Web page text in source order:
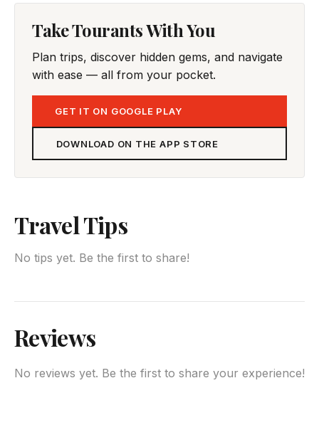
Take Tourants With You
Plan trips, discover hidden gems, and navigate
with ease — all from your pocket.
GET IT ON GOOGLE PLAY
DOWNLOAD ON THE APP STORE
Travel Tips
No tips yet. Be the first to share!
Reviews
No reviews yet. Be the first to share your experience!